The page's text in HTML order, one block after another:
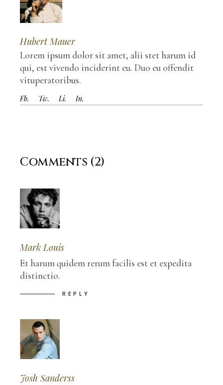
Hubert Mauer
Lorem ipsum dolor sit amet, alii stet harum id
qui, est vivendo inciderint eu. Duo eu offendit
vituperatoribus.
Fb. Tw. Li. In.
Comments (2)
Mark Louis
Et harum quidem rerum facilis est et expedita
distinctio.
REPLY
Josh Sanderss